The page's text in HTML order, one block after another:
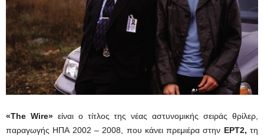
«The Wire»είναι ο τίτλος της νέας αστυνομικής σειράς θρίλερ,
παραγωγής ΗΠΑ 2002 – 2008, που κάνει πρεμιέρα στην ΕΡΤ2, τη